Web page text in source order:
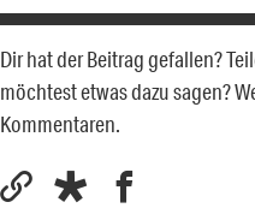
Dir hat der Beitrag gefallen?
möchtest etwas dazu sagen?
Kommentaren.